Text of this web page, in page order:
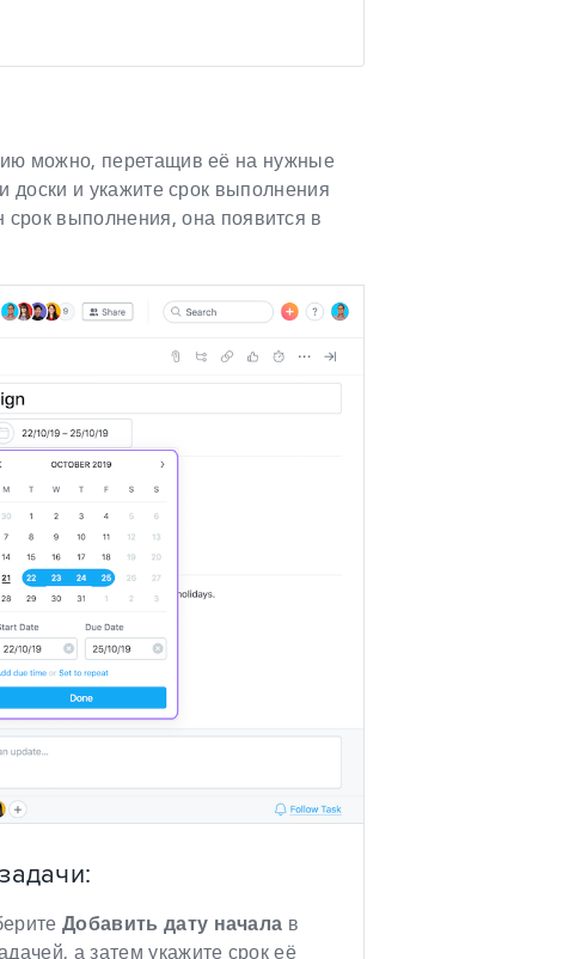
можно, перетащив её на нужные
доски и укажите срок выполнения
срок выполнения, она появится в
Добавить дату начала в
а затем укажите срок её